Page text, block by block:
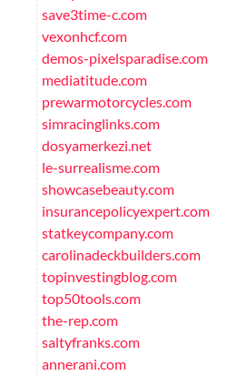
save3time-c.com
vexonhcf.com
demos-pixelsparadise.com
mediatitude.com
prewarmotorcycles.com
simracinglinks.com
dosyamerkezi.net
le-surrealisme.com
showcasebeauty.com
insurancepolicyexpert.com
statkeycompany.com
carolinadeckbuilders.com
topinvestingblog.com
top50tools.com
the-rep.com
saltyfranks.com
annerani.com